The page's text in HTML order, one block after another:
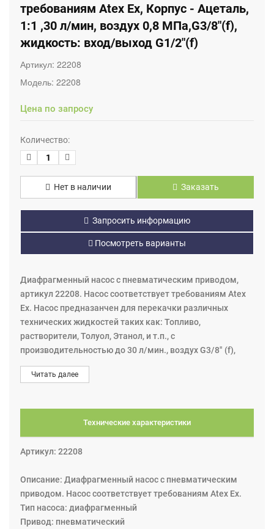
требованиям Atex Ex, Корпус - Ацеталь,
1:1 ,30 л/мин, воздух 0,8 МПа,G3/8"(f),
жидкость: вход/выход G1/2"(f)
Артикул: 22208
Модель: 22208
Цена по запросу
Количество:
Нет в наличии Заказать
Запросить информацию
Посмотреть варианты
Диафрагменный насос с пневматическим приводом,
артикул 22208. Насос соответствует требованиям Atex
Ex. Насос предназанчен для перекачки различных
технических жидкостей таких как: Топливо,
растворители, Толуол, Этанол, и т.п., с
производительностью до 30 л/мин., воздух G3/8" (f),
жидкость: выход G1/2" (f), вход G1/2" (f). Материалы из
которого сделан насос специально подобраны для
Клапаны - Ацеталь, Мембрана - Hytrel®, Прочие
смачиваемые материалы - Viton®, Нерж. сталь.
Двойной диафранменный насос с пневматическим
приводом представляют собой поршневой поршневой
расположенные в центре камер, отделяют сжатый
воздух (сухая сторона) от перекачиваемой жидкости
(влажная сторона). Вал соединяет две диафрагмы друг
с другом. Клапан (пневматический двигатель)
Читать далее
Технические характеристики
Артикул: 22208
Описание: Диафрагменный насос с пневматическим
приводом. Насос соответствует требованиям Atex Ex.
Тип насоса: диафрагменный
Привод: пневматический